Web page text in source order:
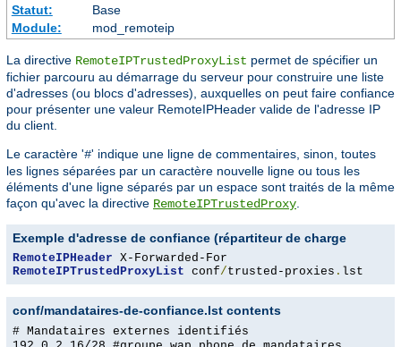
Statut:
Base
Module:
mod_remoteip
La directive RemoteIPTrustedProxyList permet de spécifier un
fichier parcouru au démarrage du serveur pour construire une liste
d'adresses (ou blocs d'adresses), auxquelles on peut faire confiance
pour présenter une valeur RemoteIPHeader valide de l'adresse IP
du client.
Le caractère '#' indique une ligne de commentaires, sinon, toutes
les lignes séparées par un caractère nouvelle ligne ou tous les
éléments d'une ligne séparés par un espace sont traités de la même
façon qu'avec la directive RemoteIPTrustedProxy
Exemple d'adresse de confiance (répartiteur de charge
RemoteIPHeader
RemoteIPTrustedProxyList conf/trusted-proxies . lst
conf/mandataires-de-confiance.lst contents
# Mandataires externes identifiés